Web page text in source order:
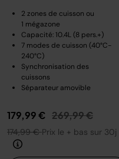
2 zones de cuisson ou
1 mégazone
Capacité: 10.4L (8 pers.+)
7 modes de cuisson (40°C-
240°C)
Synchronisation des
cuissons
Séparateur amovible
179,99 € Prix réduit de
269,99 €au
174,99 €Prix le + bas sur 30j